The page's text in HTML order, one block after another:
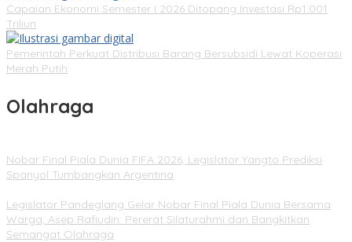
Capaian Ekonomi Semester I 2026 Ditopang Investasi Rp1.001
Triliun
Pemerintah Perkuat Distribusi Barang Bersubsidi Lewat Koperasi
Merah Putih
Olahraga
Nobar Final Piala Dunia FIFA 2026, Legislator Yangto Prediksi
Spanyol Tumbangkan Argentina
Legislator Pandeglang Gelar Nobar Final Piala Dunia Bersama
Warga, Asep Rafiudin: Pererat Silaturahmi dan Bangkitkan
Semangat Olahraga